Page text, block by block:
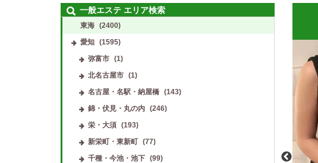
一般エステ エリア検索
東海 (2400)
愛知 (1595)
弥富市
(1)
北名古屋市
(1)
名古屋・名駅・納屋橋
(143)
錦・伏見・丸の内
(246)
栄・大須
(193)
新栄町・東新町
(77)
千種・今池・池下
(99)